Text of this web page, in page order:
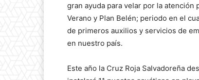
gran ayuda para velar por la atención
Verano y Plan Belén; periodo en el
de primeros auxilios y servicios de
en nuestro país.
Este año la Cruz Roja Salvadoreña